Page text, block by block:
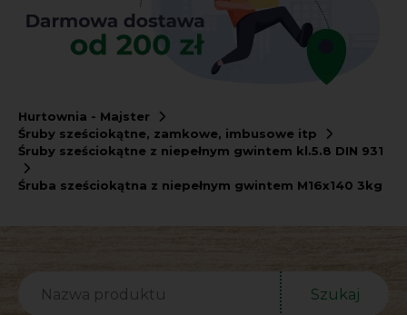
Hurtownia - Majster
Śruby sześciokątne, zamkowe, imbusowe itp
Śruby sześciokątne z niepełnym gwintem kl.5.8 DIN 931
Śruba sześciokątna z niepełnym gwintem M16x140 3kg
Szukaj